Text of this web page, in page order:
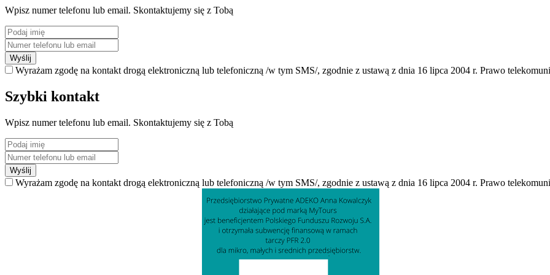
Wpisz numer telefonu lub email. Skontaktujemy się z Tobą
Wyślij
Wyrażam zgodę na kontakt drogą elektroniczną lub telefoniczną /w tym SMS/, zgodnie z ustawą z dnia 16 lipca 2004 r. Prawo
Szybki kontakt
Wpisz numer telefonu lub email. Skontaktujemy się z Tobą
Wyślij
Wyrażam zgodę na kontakt drogą elektroniczną lub telefoniczną /w tym SMS/, zgodnie z ustawą z dnia 16 lipca 2004 r. Prawo